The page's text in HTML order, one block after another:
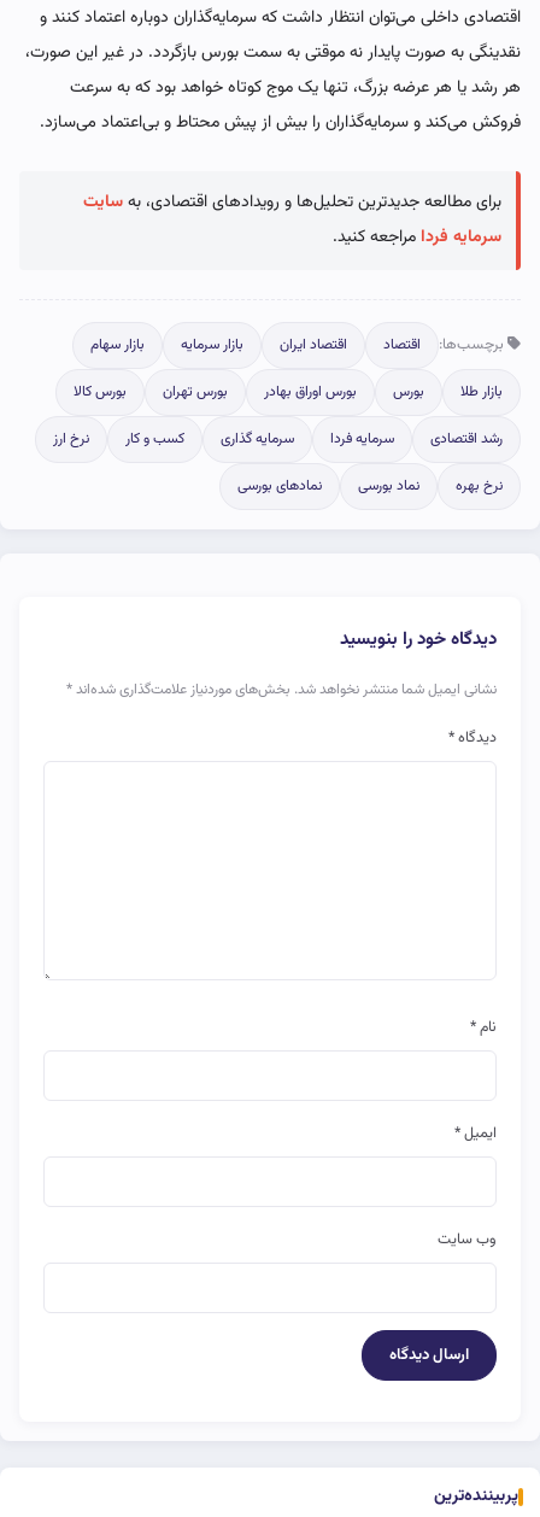
اقتصادی داخلی می‌توان انتظار داشت که سرمایه‌گذاران دوباره اعتماد کنند و
نقدینگی به صورت پایدار نه موقتی به سمت بورس بازگردد. در غیر این صورت،
هر رشد یا هر عرضه بزرگ، تنها یک موج کوتاه خواهد بود که به سرعت
فروکش می‌کند و سرمایه‌گذاران را بیش از پیش محتاط و بی‌اعتماد می‌سازد.
برای مطالعه جدیدترین تحلیل‌ها و رویدادهای اقتصادی، بهسایت
سرمایه فردا مراجعه کنید.
برچسب‌ها: اقتصاد اقتصاد ایران بازار سرمایه بازار سهام
بازار طلا بورس بورس اوراق بهادر بورس تهران بورس کالا
رشد اقتصادی سرمایه فردا سرمایه گذاری کسب و کار نرخ ارز
نرخ بهره نماد بورسی نمادهای بورسی
دیدگاه خود را بنویسید
نشانی ایمیل شما منتشر نخواهد شد. بخش‌های موردنیاز علامت‌گذاری شده‌اند*
دیدگاه*
نام*
ایمیل*
وب‌ سایت
پربیننده‌ترین